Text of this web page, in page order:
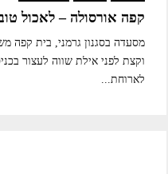
קפה אורסולה – לאכול
מסעדה בסגנון גרמני, בית קפה
וקצת לפני אילת שווה לעצור
לארוחת...